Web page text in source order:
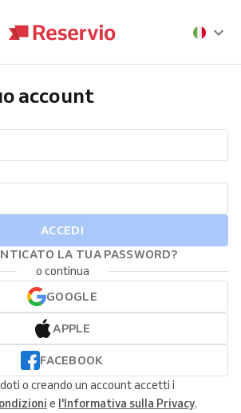
account
ACCEDI
LA TUA PASSWORD?
o continua
GOOGLE
APPLE
FACEBOOK
o creando un account accetti i
e l'Informativa sulla Privacy.